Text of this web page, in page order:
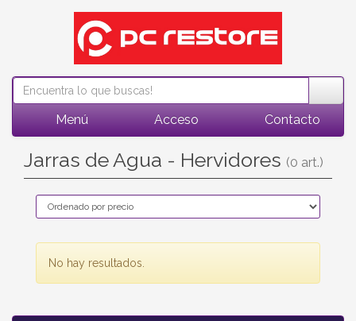
Menú Acceso Contacto
Jarras de Agua - Hervidores (0 art.)
No hay resultados.